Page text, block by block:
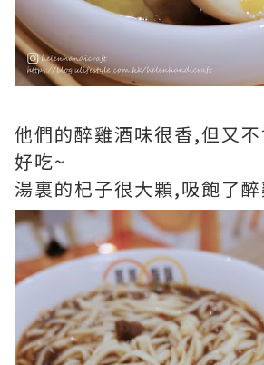
他們的醉雞酒味很香,但又
好吃~
湯裏的杞子很大顆,吸飽了